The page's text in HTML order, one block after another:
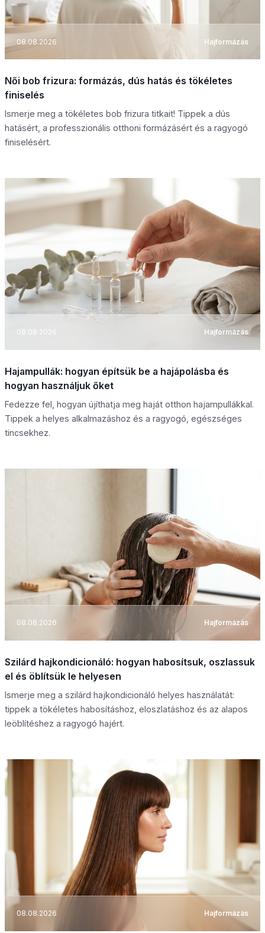
08.08.2026 Hajformázás
Női bob frizura: formázás, dús hatás és tökéletes
finiselés
Ismerje meg a tökéletes bob frizura titkait! Tippek a dús
hatásért, a professzionális otthoni formázásért és a ragyogó
finiselésért.
08.08.2026 Hajformázás
Hajampullák: hogyan építsük be a hajápolásba és
hogyan használjuk őket
Fedezze fel, hogyan újíthatja meg haját otthon hajampullákkal.
Tippek a helyes alkalmazáshoz és a ragyogó, egészséges
tincsekhez.
08.08.2026 Hajformázás
Szilárd hajkondicionáló: hogyan habosítsuk, oszlassuk
el és öblítsük le helyesen
Ismerje meg a szilárd hajkondicionáló helyes használatát:
tippek a tökéletes habosításhoz, eloszlatáshoz és az alapos
leöblítéshez a ragyogó hajért.
08.08.2026 Hajformázás